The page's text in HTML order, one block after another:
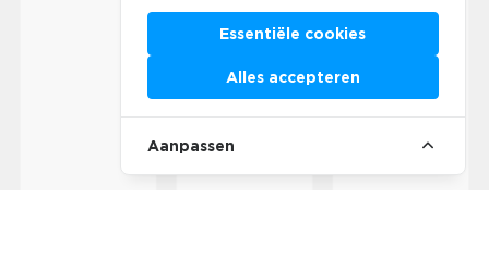
Essentiële cookies
Alles accepteren
Aanpassen